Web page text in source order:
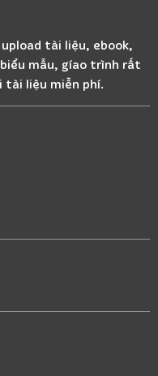
tài liệu, ebook,
mẫu, gíao trình rất
tài liệu miễn phí.